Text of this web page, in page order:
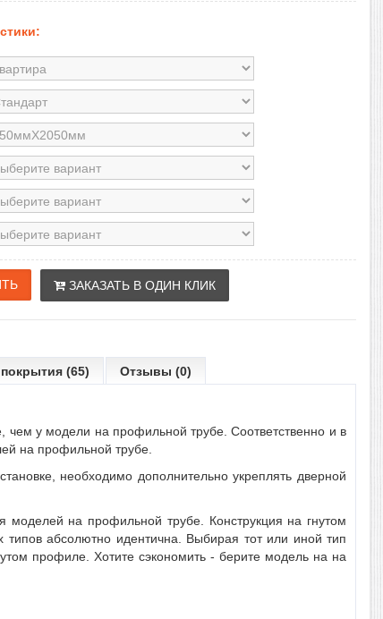
ЗАКАЗАТЬ В ОДИН КЛИК
(65) Отзывы (0)
чем у модели на профильной трубе. Соответственно и в
на профильной трубе.
необходимо дополнительно укреплять дверной
моделей на профильной трубе. Конструкция на гнутом
абсолютно идентична. Выбирая тот или иной тип
профиле. Хотите сэкономить - берите модель на на